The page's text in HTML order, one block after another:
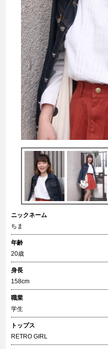
ニックネーム
ちま
年齢
20歳
身長
158cm
職業
学生
トップス
RETRO GIRL